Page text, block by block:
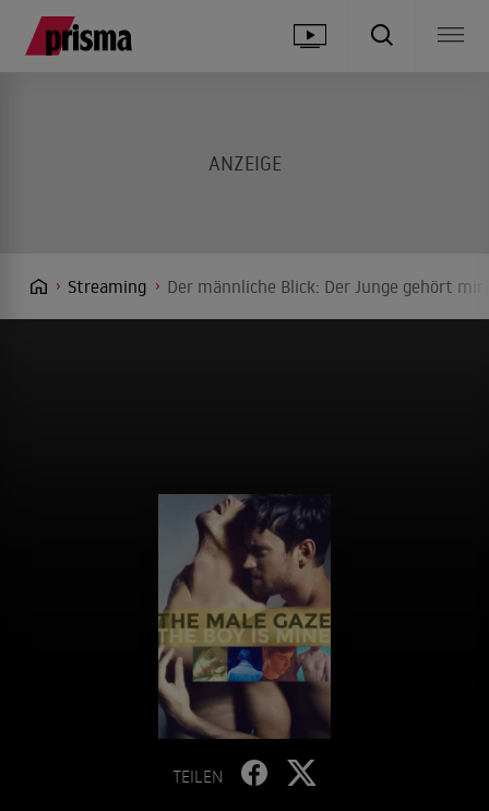
Streaming Der männliche Blick: Der Junge gehört
TEILEN